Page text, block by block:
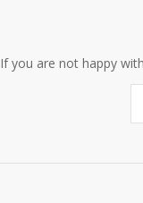
If you are not happy